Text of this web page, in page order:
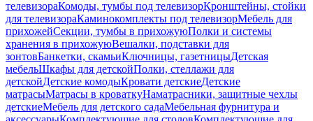
телевизораКомоды, тумбы под телевизорКронштейны, стойки
для телевизораКаминокомплекты под телевизорМебель для
прихожейСекции, тумбы в прихожуюПолки и системы
хранения в прихожуюВешалки, подставки для
зонтовБанкетки, скамьиКлючницы, газетницыДетская
мебельШкафы для детскойПолки, стеллажи для
детскойДетские комодыКровати детскиеДетские
матрасыМатрасы в кроваткуНаматрасники, защитные чехлы
детскиеМебель для детского садаМебельная фурнитура и